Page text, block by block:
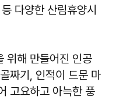
다양한 산림휴양시
위해 만들어진 인공
짜기, 인적이 드문 마
고요하고 아늑한 풍